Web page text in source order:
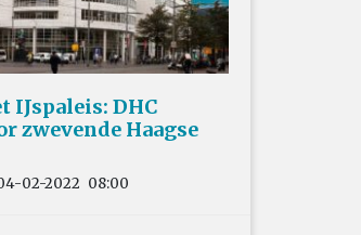
IJspaleis: DHC
zwevende Haagse
02-2022 08:00